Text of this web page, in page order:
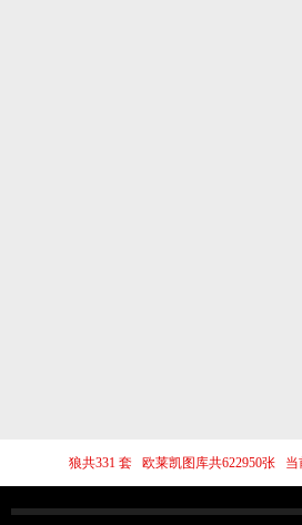
狼共331 套 欧莱凯图库共622950张